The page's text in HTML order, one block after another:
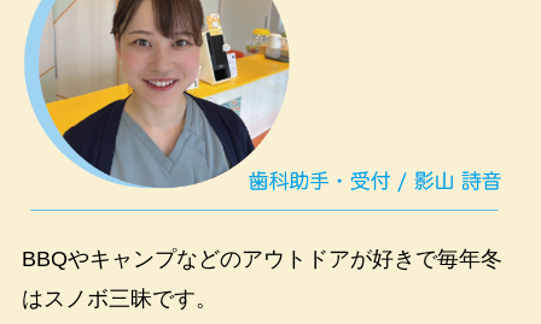
BBQやキャンプなどのアウトドアが好きで毎年冬
はスノボ三昧です。